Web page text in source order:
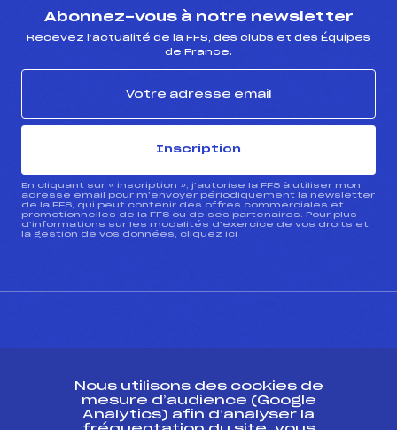
Abonnez-vous à notre newsletter
Recevez l’actualité de la FFS, des clubs et des Équipes
de France.
Inscription
En cliquant sur « inscription », j’autorise la FFS à utiliser mon
adresse email pour m’envoyer périodiquement la newsletter
de la FFS, qui peut contenir des offres commerciales et
promotionnelles de la FFS ou de ses partenaires. Pour plus
d’informations sur les modalités d’exercice de vos droits et
la gestion de vos données, cliquez ici
Nous utilisons des cookies de
mesure d’audience (Google
Analytics) afin d’analyser la